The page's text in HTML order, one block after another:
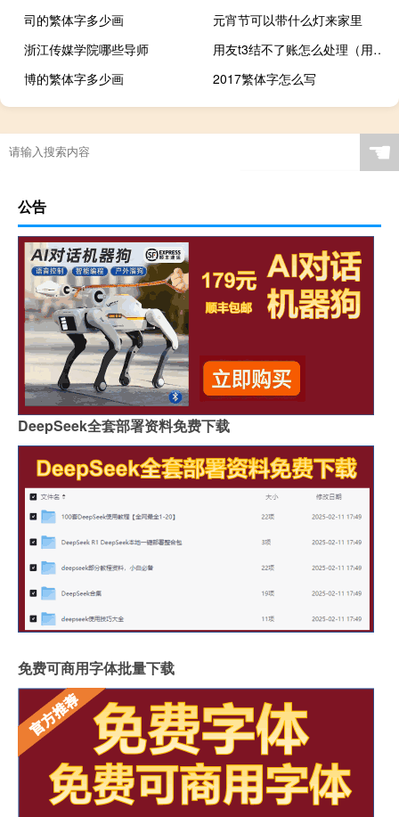
司的繁体字多少画
元宵节可以带什么灯来家里
浙江传媒学院哪些导师
用友t3结不了账怎么处理（用友t3未通过工作检查不可以结账）
博的繁体字多少画
2017繁体字怎么写
☚
公告
DeepSeek全套部署资料免费下载
免费可商用字体批量下载